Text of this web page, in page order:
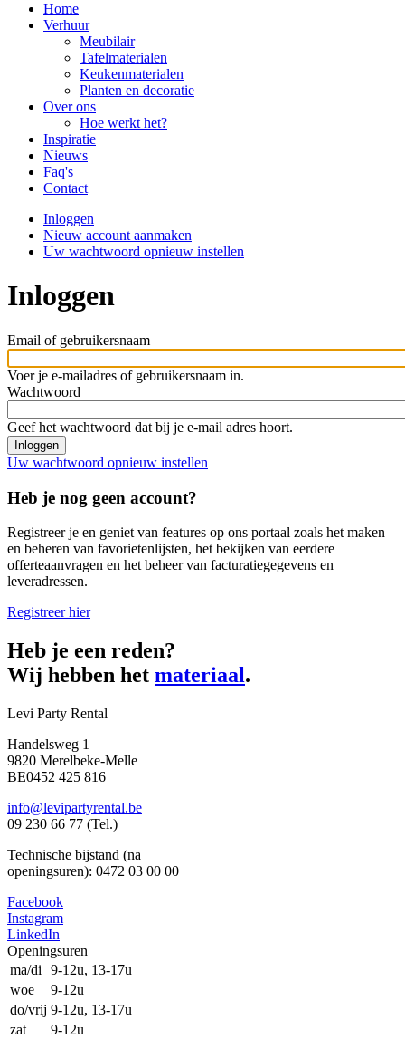
Main
navigation
Home
Verhuur
Meubilair
Tafelmaterialen
Keukenmaterialen
Planten en decoratie
Over ons
Hoe werkt het?
Inspiratie
Nieuws
Faq's
Contact
Primaire
tabs
Inloggen
tabblad)
Nieuw account aanmaken
Uw wachtwoord opnieuw instellen
Inloggen
Email of gebruikersnaam
Voer je e-mailadres of gebruikersnaam in.
Wachtwoord
Geef het wachtwoord dat bij je e-mail adres hoort.
Uw wachtwoord opnieuw instellen
Heb je nog geen account?
Registreer je en geniet van features op ons portaal zoals het maken
en beheren van favorietenlijsten, het bekijken van eerdere
offerteaanvragen en het beheer van facturatiegegevens en
leveradressen.
Registreer hier
Heb je een reden?
Wij hebben het materiaal.
Levi Party Rental
Handelsweg 1
9820 Merelbeke-Melle
BE0452 425 816
info@levipartyrental.be
09 230 66 77 (Tel.)
Technische bijstand (na
openingsuren): 0472 03 00 00
Facebook
Instagram
LinkedIn
Openingsuren
ma/di
9-12u, 13-17u
woe
9-12u
do/vrij 9-12u, 13-17u
zat
9-12u